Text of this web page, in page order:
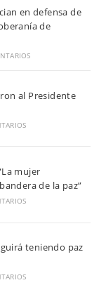
en defensa de
de
al Presidente
mujer
de la paz”
teniendo paz